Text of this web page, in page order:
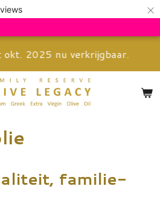
×
okt. 2025 nu verkrijgbaar.
familie-